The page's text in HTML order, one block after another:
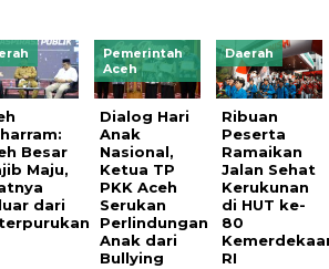
Besar
Maju,
dari
Pemerintah
Aceh
Dialog Hari
Anak
Nasional,
Ketua TP
PKK Aceh
Serukan
Perlindungan
Anak dari
Bullying
Daerah
Ribuan
Peserta
Ramaikan
Jalan Sehat
Kerukunan
di HUT ke-
80
RI